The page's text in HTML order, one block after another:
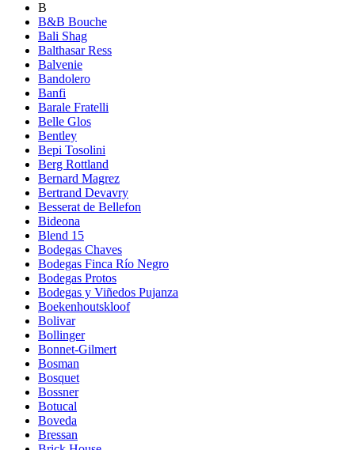
B
B&B Bouche
Bali Shag
Balthasar Ress
Balvenie
Bandolero
Banfi
Barale Fratelli
Belle Glos
Bentley
Bepi Tosolini
Berg Rottland
Bernard Magrez
Bertrand Devavry
Besserat de Bellefon
Bideona
Blend 15
Bodegas Chaves
Bodegas Finca Río Negro
Bodegas Protos
Bodegas y Viñedos Pujanza
Boekenhoutskloof
Bolivar
Bollinger
Bonnet-Gilmert
Bosman
Bosquet
Bossner
Botucal
Boveda
Bressan